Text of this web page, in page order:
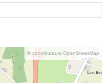
© contributeurs OpenStreetMap